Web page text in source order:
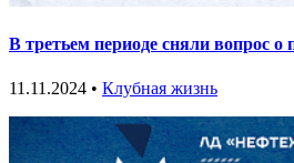
В третьем периоде сняли вопрос о
11.11.2024 • Клубная жизнь